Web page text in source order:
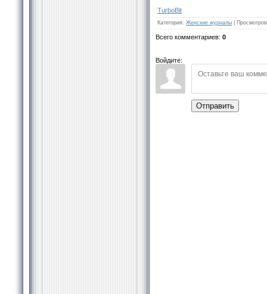
TurbоBit
Категория: Женские журналы Просмотров
Всего комментариев: 0
Войдите:
Отправить